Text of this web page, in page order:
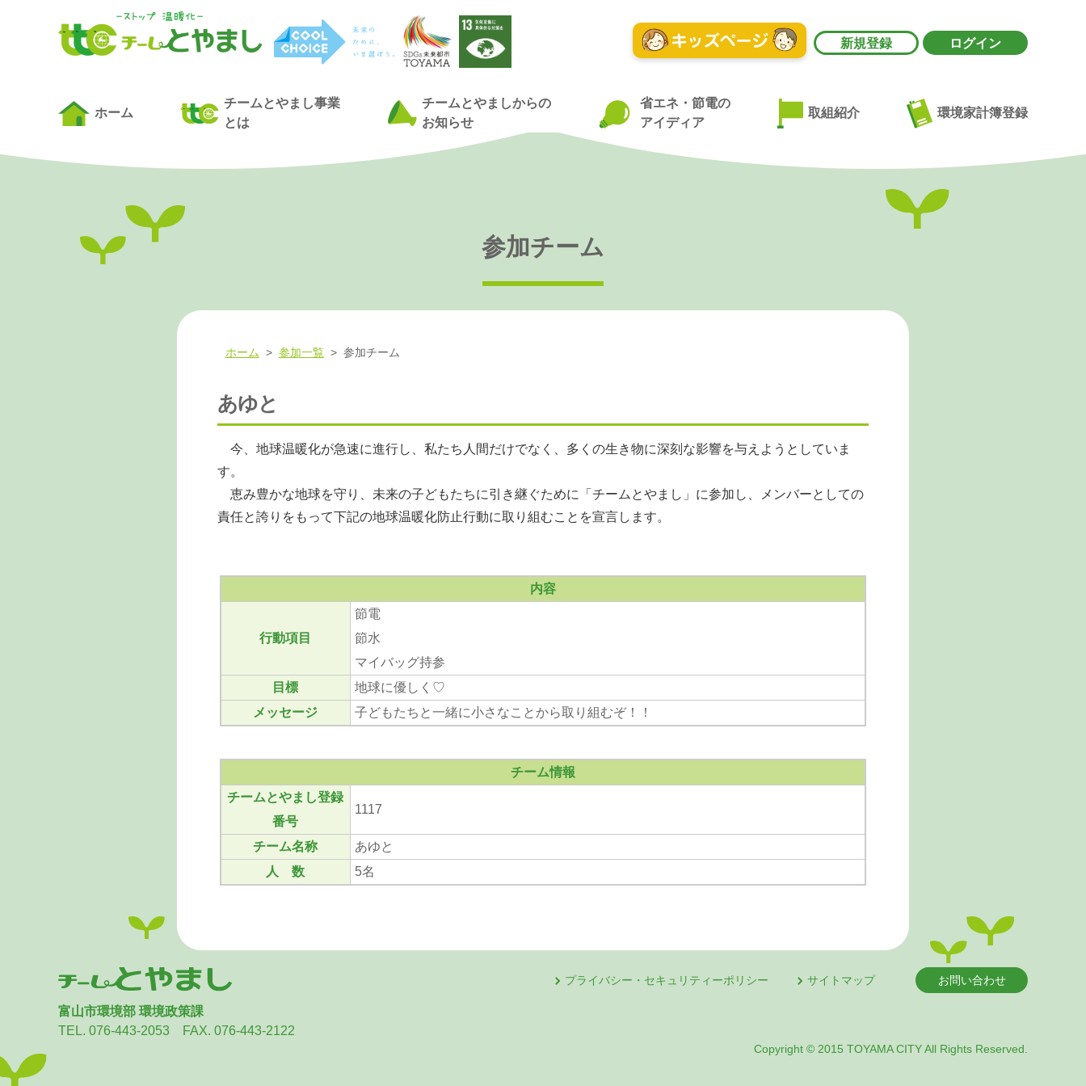
新規登録 ログイン
ホーム
チームとやまし事業
とは
チームとやましからの
お知らせ
省エネ・節電の
アイディア
取組紹介 環境家計簿登録
参加チーム
ホーム > 参加一覧> 参加チーム
あゆと
今、地球温暖化が急速に進行し、私たち人間だけでなく、多くの生き物に深刻な影響を与えようとしていま
す。
恵み豊かな地球を守り、未来の子どもたちに引き継ぐために「チームとやまし」に参加し、メンバーとしての
責任と誇りをもって下記の地球温暖化防止行動に取り組むことを宣言します。
内容
行動項目
節電
節水
マイバッグ持参
目標
地球に優しく♡
メッセージ
子どもたちと一緒に小さなことから取り組むぞ！！
チーム情報
チームとやまし登録
番号
1117
チーム名称
あゆと
人 数
5名
富山市環境部 環境政策課
TEL. 076-443-2053 FAX. 076-443-2122
プライバシー・セキュリティーポリシー サイトマップ お問い合わせ
Copyright © 2015 TOYAMA CITY All Rights Reserved.